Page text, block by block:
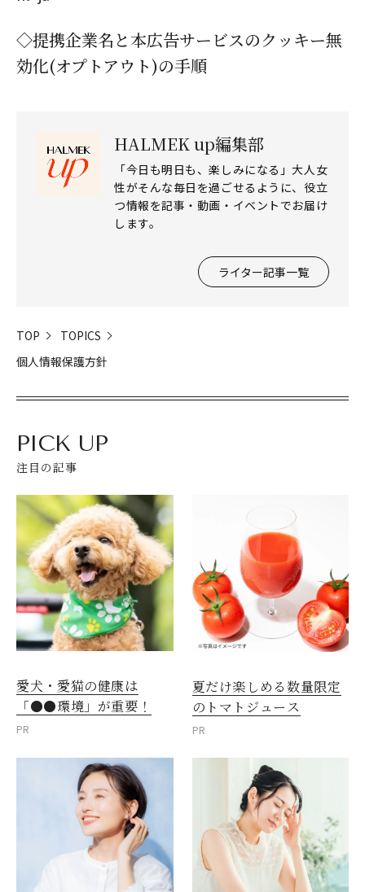
◇提携企業名と本広告サービスのクッキー無
効化(オプトアウト)の手順
HALMEK up編集部
「今日も明日も、楽しみになる」大人女
性がそんな毎日を過ごせるように、役立
つ情報を記事・動画・イベントでお届け
します。
ライター記事一覧
TOP
TOPICS
個人情報保護方針
PICK UP
注目の記事
愛犬・愛猫の健康は
「●●環境」が重要！
PR
夏だけ楽しめる数量限定
のトマトジュース
PR